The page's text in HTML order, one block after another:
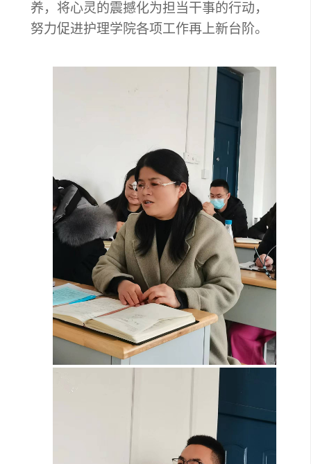
养，将心灵的震撼化为担当干事的行动，
努力促进护理学院各项工作再上新台阶。